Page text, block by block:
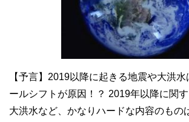
【予言】2019以降に起きる地震や大洪
ールシフトが原因！？ 2019年以降に関
大洪水など、かなりハードな内容のも